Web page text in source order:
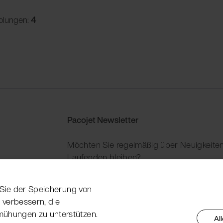
4
Pacojet Newsletter
Möchten Sie regelmäßig über
Laufenden bleiben?
Jetzt abonnieren
der Speicherung von
die
zu unterstützen.